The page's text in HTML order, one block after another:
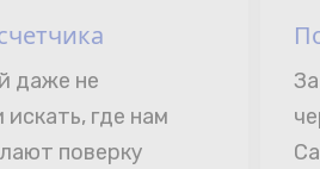
даже не
где нам
поверку